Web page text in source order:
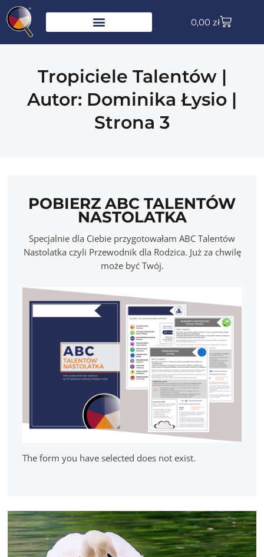
0,00 zł
Tropiciele Talentów |
Autor: Dominika Łysio |
Strona 3
POBIERZ ABC TALENTÓW
NASTOLATKA
Specjalnie dla Ciebie przygotowałam ABC Talentów
Nastolatka czyli Przewodnik dla Rodzica. Już za chwilę
może być Twój.
The form you have selected does not exist.